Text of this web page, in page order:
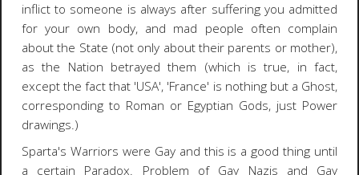
inflict to someone is always after suffering you admitted
for your own body, and mad people often complain
about the State (not only about their parents or mother),
as the Nation betrayed them (which is true, in fact,
except the fact that 'USA', 'France' is nothing but a Ghost,
corresponding to Roman or Egyptian Gods, just Power
drawings.)
Sparta's Warriors were Gay and this is a good thing until
a certain Paradox. Problem of Gay Nazis and Gay